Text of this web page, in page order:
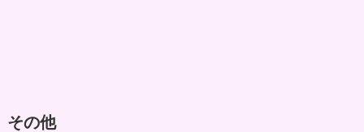
その他